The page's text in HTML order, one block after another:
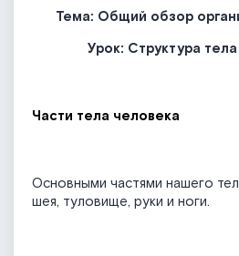
Тема: Общий обзор
Урок: Структура
Части тела человека
Основными частями нашего
шея, туловище, руки и ноги.